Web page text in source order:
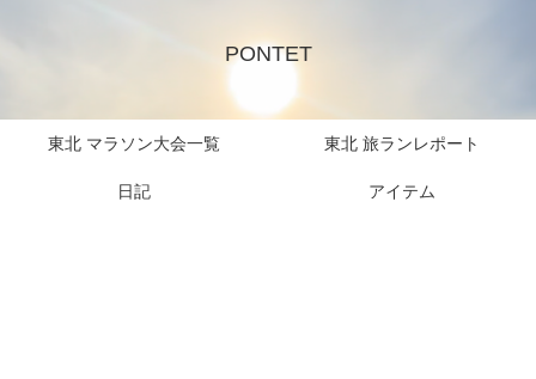
PONTET
東北 マラソン大会一覧 東北 旅ランレポート
日記 アイテム